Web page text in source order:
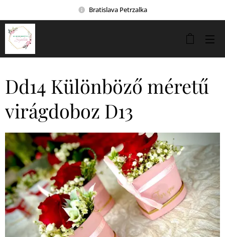
Bratislava Petrzalka
Dd14 Különböző méretű
virágdoboz D13